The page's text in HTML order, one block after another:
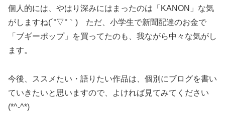
個人的には、やはり深みにはまったのは「KANON」な気
がしますね(´°▽°｀) ただ、小学生で新聞配達のお金で
「ブギーポップ」を買ってたのも、我ながら中々な気がし
ます。
今後、ススメたい・語りたい作品は、個別にブログを書い
ていきたいと思いますので、よければ見てみてください
(*^-^*)